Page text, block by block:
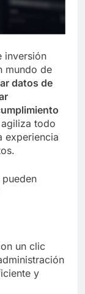
inversión
mundo de
datos de
todo
experiencia
un clic
y